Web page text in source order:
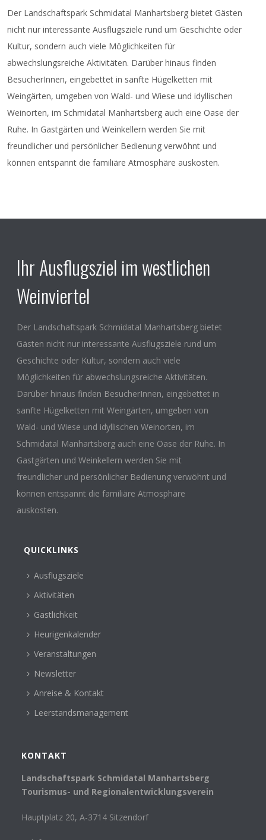
Der Landschaftspark Schmidatal Manhartsberg bietet Gästen
nicht nur interessante Ausflugsziele rund um Geschichte oder
Kultur, sondern auch viele Möglichkeiten für
abwechslungsreiche Aktivitäten. Darüber hinaus finden
BesucherInnen, eingebettet in sanfte Hügelketten mit
Weingärten, umgeben von Wald- und Wiese und idyllischen
Weinorten, im Schmidatal Manhartsberg auch eine Oase der
Ruhe. In Gastgärten und Weinkellern werden Sie mit
freundlicher und persönlicher Bedienung verwöhnt und
können entspannt die familiäre Atmosphäre auskosten.
Ihr Ausflugsziel im westlichen
Weinviertel
Der Landschaftspark Schmidatal Manhartsberg bietet
Gästen nicht nur interessante Ausflugsziele rund um
Geschichte oder Kultur, sondern auch viele
Möglichkeiten für abwechslungsreiche Aktivitäten.
Darüber hinaus finden BesucherInnen, eingebettet in
sanfte Hügelketten mit Weingärten, umgeben von
Wald- und Wiese und idyllischen Weinorten, im
Schmidatal Manhartsberg auch eine Oase der Ruhe. In
Gastgärten und Weinkellern werden Sie mit
freundlicher und persönlicher Bedienung verwöhnt und
können entspannt die familiäre Atmosphäre
auskosten.
QUICKLINKS
Ausflugsziele
Aktivitäten
Gastlichkeit
Heurigenkalender
Veranstaltungen
Newsletter
Anreise & Kontakt
Leerstandsmanagement
KONTAKT
Landschaftspark Schmidatal Manhartsberg
Tourismus- und Regionalentwicklungsverein
Hauptplatz 20, A-3714 Sitzendorf